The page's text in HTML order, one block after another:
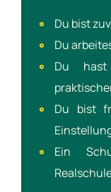
Du bist
Du
Du
Du bist
Ein